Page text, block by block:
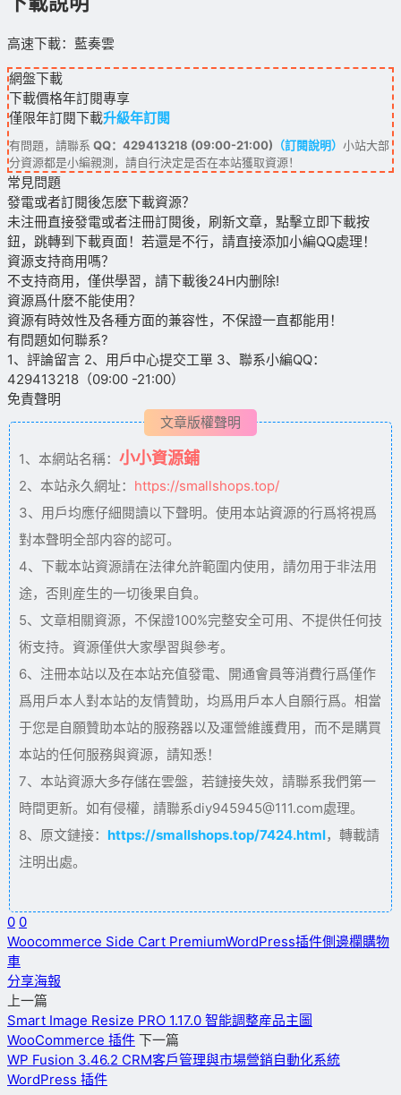
高速下載：藍奏雲
網盤下載
下載價格年訂閱專享
僅限年訂閱下載升級年訂閱
有問題，請聯系 QQ：429413218 (09:00-21:00) （訂閱說明） 小站大部
分資源都是小編親測，請自行決定是否在本站獲取資源！
常見問題
發電或者訂閱後怎麽下載資源？
未注冊直接發電或者注冊訂閱後，刷新文章，點擊立即下載按
鈕，跳轉到下載頁面！若還是不行，請直接添加小編QQ處理！
資源支持商用嗎？
不支持商用，僅供學習，請下載後24H内删除!
資源爲什麽不能使用？
資源有時效性及各種方面的兼容性，不保證一直都能用！
有問題如何聯系?
1、評論留言 2、用戶中心提交工單 3、聯系小編QQ：
429413218（09:00 -21:00）
免責聲明
文章版權聲明
1、本網站名稱： 小小資源鋪
2、本站永久網址： https://smallshops.top/
3、用戶均應仔細閱讀以下聲明。使用本站資源的行爲将視爲
對本聲明全部内容的認可。
4、下載本站資源請在法律允許範圍内使用，請勿用于非法用
途，否則産生的一切後果自負。
5、文章相關資源，不保證100%完整安全可用、不提供任何技
術支持。資源僅供大家學習與參考。
6、注冊本站以及在本站充值發電、開通會員等消費行爲僅作
爲用戶本人對本站的友情贊助，均爲用戶本人自願行爲。相當
于您是自願贊助本站的服務器以及運營維護費用，而不是購買
本站的任何服務與資源，請知悉！
7、本站資源大多存儲在雲盤，若鏈接失效，請聯系我們第一
時間更新。如有侵權，請聯系diy945945@111.com處理。
8、原文鏈接： https://smallshops.top/7424.html，轉載請
注明出處。
0 0
Woocommerce Side Cart PremiumWordPress插件側邊欄購物
車
分享海報
上一篇
Smart Image Resize PRO 1.17.0 智能調整産品主圖
WooCommerce 插件 下一篇
WP Fusion 3.46.2 CRM客戶管理與市場營銷自動化系統
WordPress 插件